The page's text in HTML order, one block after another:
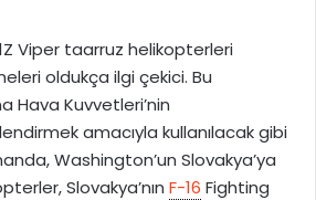
-
p
o
s
t
a
1Z Viper taarruz helikopterleri
oldukça ilgi çekici. Bu
Hava Kuvvetleri’nin
amacıyla kullanılacak gibi
Washington’un Slovakya’ya
Slovakya’nın F-16 Fighting